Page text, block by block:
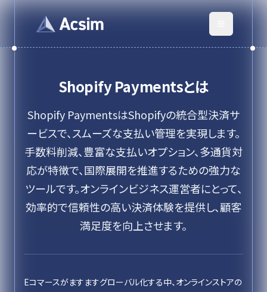
Shopify Paymentsとは
Shopify PaymentsはShopifyの統合型決済サ
ービスで、スムーズな支払い管理を実現します。
手数料削減、豊富な支払いオプション、多通貨対
応が特徴で、国際展開を推進するための強力な
ツールです。オンラインビジネス運営者にとって、
効率的で信頼性の高い決済体験を提供し、顧客
満足度を向上させます。
Eコマースがますますグローバル化する中、オンラインストアの